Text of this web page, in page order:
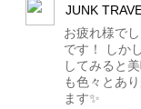
JUNK
お疲れ様で
です！ しか
してみると
も色々とあ
ます✨